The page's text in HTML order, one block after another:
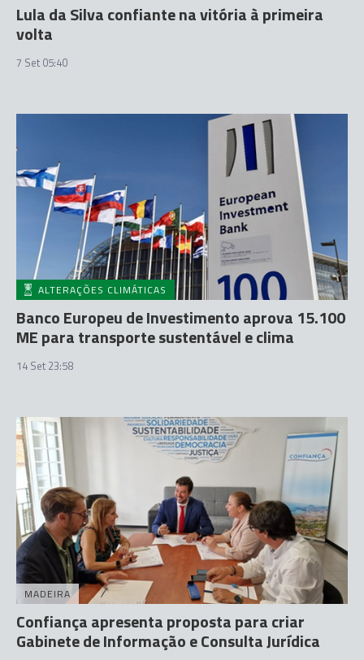
Lula da Silva confiante na vitória à primeira
volta
7 Set 05:40
ALTERAÇÕES CLIMÁTICAS
Banco Europeu de Investimento aprova 15.100
ME para transporte sustentável e clima
14 Set 23:58
MADEIRA
Confiança apresenta proposta para criar
Gabinete de Informação e Consulta Jurídica